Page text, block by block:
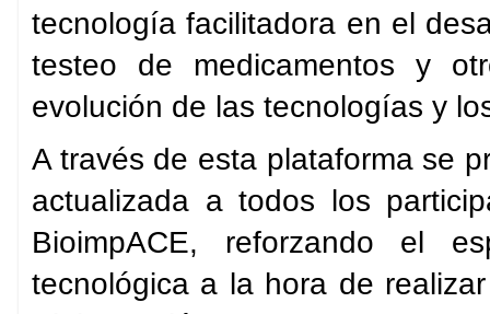
tecnología facilitadora en el
testeo de medicamentos y
evolución de las tecnologías y
A través de esta plataforma se
actualizada a todos los
BioimpACE, reforzando el
tecnológica a la hora de